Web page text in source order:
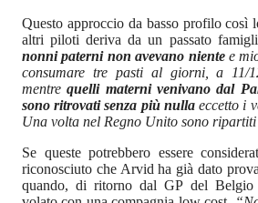
Questo approccio da basso profilo così
altri piloti deriva da un passato
nonni paterni non avevano nientee
consumare tre pasti al giorni, a 11/
mentre quelli materni venivano dal
sono ritrovati senza più nullaeccetto i
Una volta nel Regno Unito sono ripartiti
Se queste potrebbero essere
riconosciuto che Arvid ha già dato
quando, di ritorno dal GP del